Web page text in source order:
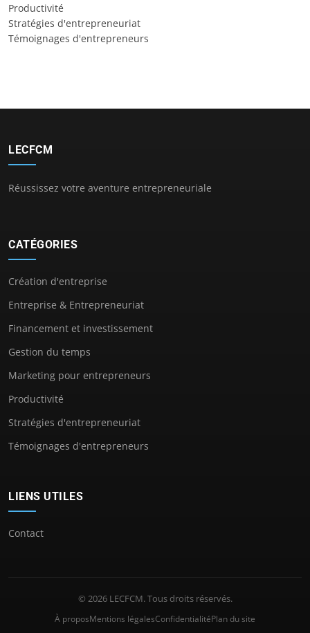
Productivité
Stratégies d'entrepreneuriat
Témoignages d'entrepreneurs
LECFCM
Réussissez votre aventure entrepreneuriale
CATÉGORIES
Création d'entreprise
Entreprise & Entrepreneuriat
Financement et investissement
Gestion du temps
Marketing pour entrepreneurs
Productivité
Stratégies d'entrepreneuriat
Témoignages d'entrepreneurs
LIENS UTILES
Contact
© 2026 LECFCM. Tous droits réservés.
À proposMentions légalesConfidentialitéPlan du site